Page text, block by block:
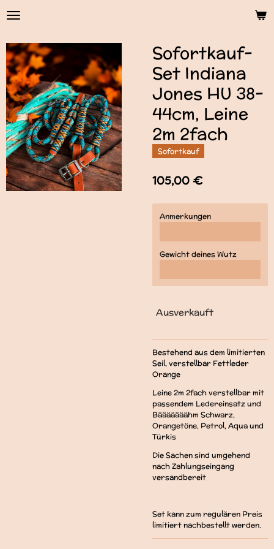
Zum
Hauptinhalt
Sofortkauf-
Set Indiana
Jones HU 38-
44cm, Leine
2m 2fach
Sofortkauf
105,00 €
Anmerkungen
Gewicht deines Wutz
Ausverkauft
Bestehend aus dem limitierten
Seil, verstellbar Fettleder
Orange
Leine 2m 2fach verstellbar mit
passendem Ledereinsatz und
Bääääääähm Schwarz,
Orangetöne, Petrol, Aqua und
Türkis
Die Sachen sind umgehend
nach Zahlungseingang
versandbereit
Set kann zum regulären Preis
limitiert nachbestellt werden.